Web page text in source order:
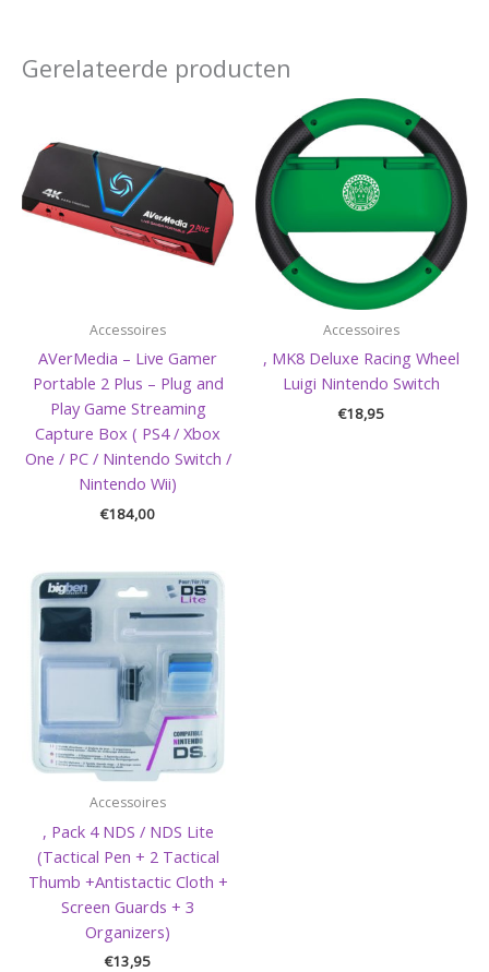
Gerelateerde producten
Accessoires
AVerMedia – Live Gamer
Portable 2 Plus – Plug and
Play Game Streaming
Capture Box ( PS4 / Xbox
One / PC / Nintendo Switch /
Nintendo Wii)
€184,00
Accessoires
, MK8 Deluxe Racing Wheel
Luigi Nintendo Switch
€18,95
Accessoires
, Pack 4 NDS / NDS Lite
(Tactical Pen + 2 Tactical
Thumb +Antistactic Cloth +
Screen Guards + 3
Organizers)
€13,95